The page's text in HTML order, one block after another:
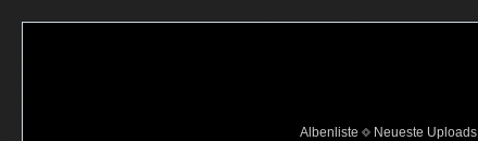
Albenliste
Neueste Uploads